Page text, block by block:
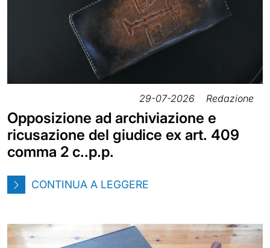
29-07-2026 Redazione
Opposizione ad archiviazione e
ricusazione del giudice ex art. 409
comma 2 c..p.p.
CONTINUA A LEGGERE